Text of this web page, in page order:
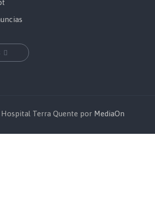
Terra Quente por MediaOn